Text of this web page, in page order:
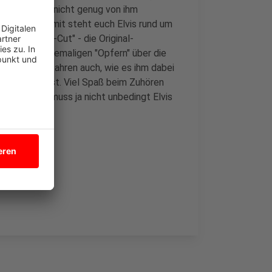
weil ihr nicht genug von ihm
Somit steht euch Elvis rund um
"Directors-Cut" - die Original-
und ehemaligen "Opfern" über die
Wir erfahren auch, wie es ihm dabei
ist. Viel Spaß beim Zuhören
Es muss ja nicht unbedingt Elvis